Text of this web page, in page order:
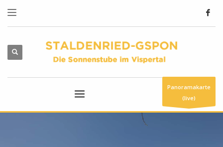
Panoramakarte
(live)